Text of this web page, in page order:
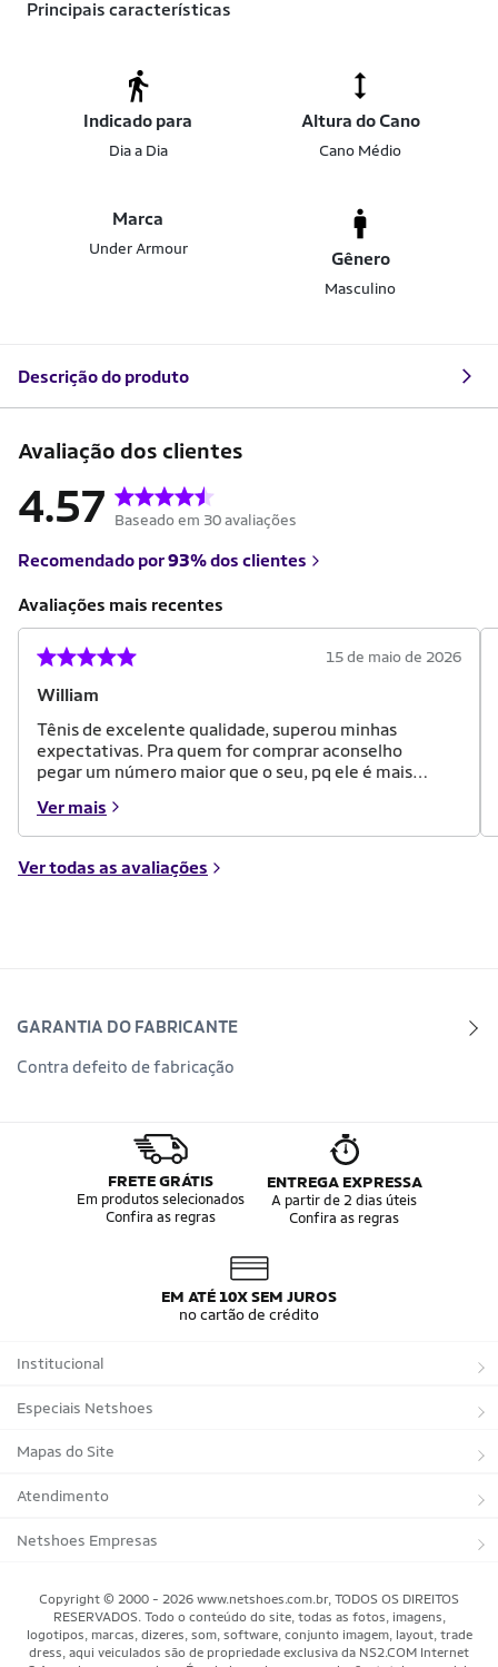
Principais características
Indicado para
Dia a Dia
Altura do Cano
Cano Médio
Marca
Under Armour Gênero
Masculino
Descrição do produto
Avaliação dos clientes
4.57 Baseado em 30 avaliações
Recomendado por93%dos clientes
Avaliações mais recentes
William
15 de maio de 2026
Tênis de excelente qualidade, superou minhas
expectativas. Pra quem for comprar aconselho
pegar um número maior que o seu, pq ele é mais
Ver mais
Ver todas as avaliações
GARANTIA DO FABRICANTE
Contra defeito de fabricação
FRETE GRÁTIS
Em produtos selecionados
Confira as regras
ENTREGA EXPRESSA
A partir de 2 dias úteis
Confira as regras
EM ATÉ 10X SEM JUROS
no cartão de crédito
Institucional
Sobre a Netshoes
Política de Privacidade
Programa de Afiliados
Regulamentos
Programa de Integridade
Blog
Especiais Netshoes
Suplementos
Corrida
Bicicletas
Basquete
Mapas do Site
Marcas
Tipos de Produtos
Atendimento
Trocas e devoluções
Minha Conta
Netshoes Empresas
Copyright © 2000 - 2026 www.netshoes.com.br, TODOS OS DIREITOS
RESERVADOS. Todo o conteúdo do site, todas as fotos, imagens,
logotipos, marcas, dizeres, som, software, conjunto imagem, layout, trade
dress, aqui veiculados são de propriedade exclusiva da NS2.COM Internet